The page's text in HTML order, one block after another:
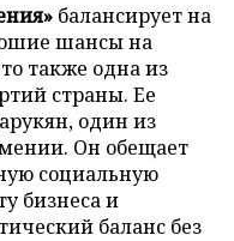
балансирует на
шансы на
также одна из
страны. Ее
один из
Он обещает
социальную
бизнеса и
баланс без